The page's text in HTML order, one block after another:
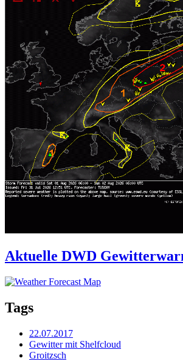
Aktuelle DWD
Tags
22.07.2017
Gewitter mit Shelfcloud
Groitzsch